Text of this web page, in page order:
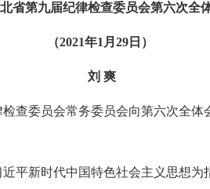
第九届纪律检查委员会第六次全
（2021年1月29日）
刘 爽
查委员会常务委员会向第六次全体
平新时代中国特色社会主义思想为